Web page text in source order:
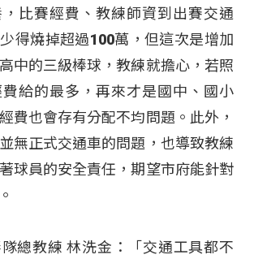
比賽經費、教練師資到出賽交通
得燒掉超過100萬，但這次是增加
中的三級棒球，教練就擔心，若照
給的最多，再來才是國中、國小
費也會存有分配不均問題。此外，
無正式交通車的問題，也導致教練
球員的安全責任，期望市府能針對
總教練 林洗金：「交通工具都不